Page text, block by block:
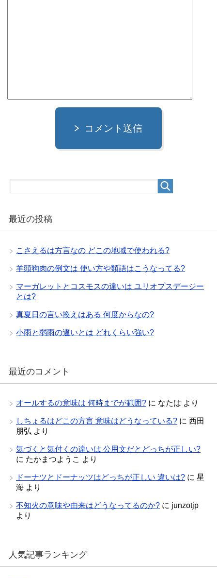
コメント送信
最近の投稿
こさえるは方言なの どこの地域で使われる?
羊頭狗肉の例文は 使い方や類語はこうなってる?
マーガレットとコスモスの違いは ユリオプスデージー
とは?
真夏日の言い換えはある 何度からなの?
小雨と弱雨の違いとは どれくらい強い?
最近のコメント
オールするの意味は 何時までが範囲? に なたは より
しちょるはどこの方言 意味はどうなっている? に 西田
朋弘 より
気づくと気付くの違いは 公用文だとどっちが正しい?
に たかまつようこ より
ドーナツとドーナッツはどっちが正しい 違いは? に 星
海 より
不知火の意味や由来はどうなってるのか? に junzotjp
より
人気記事ランキング